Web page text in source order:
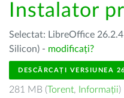
Instalator
Selectat: LibreOffice
Silicon) - modificați?
DESCĂRCAȚI VERSIUNEA
281 MB (Torent, Informații)